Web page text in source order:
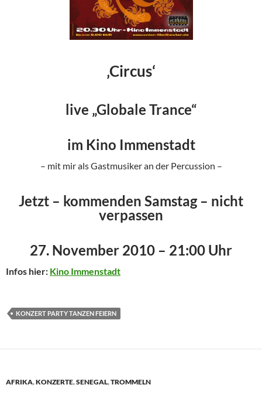
‚Circus‘
live „Globale Trance“
im Kino Immenstadt
– mit mir als Gastmusiker an der Percussion –
Jetzt – kommenden Samstag – nicht
verpassen
27. November 2010 – 21:00 Uhr
Infos hier: Kino Immenstadt
KONZERT PARTY TANZEN FEIERN
AFRIKA,KONZERTE,SENEGAL,TROMMELN